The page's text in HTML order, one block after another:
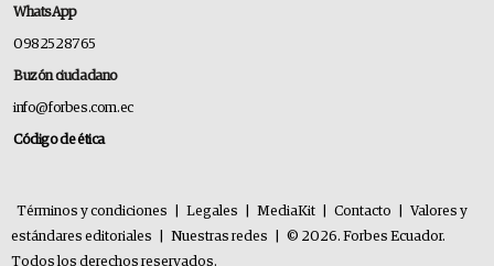
WhatsApp
0982528765
Buzón ciudadano
info@forbes.com.ec
Código de ética
Términos y condiciones Legales MediaKit Contacto
Valores y
estándares editoriales
Nuestras redes
© 2026. Forbes Ecuador.
Todos los derechos reservados.